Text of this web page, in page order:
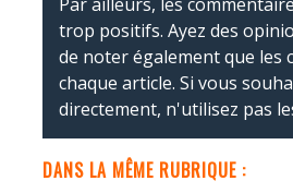
trop positifs. Ayez des
de noter également que les
chaque article. Si vous
directement, n'utilisez pas
DANS LA MÊME RUBRIQUE :